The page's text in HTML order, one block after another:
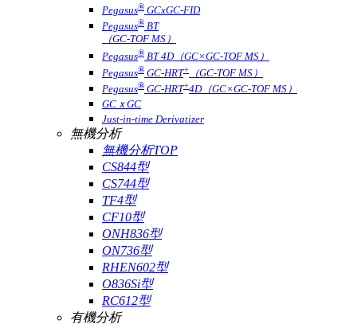
Pegasus® GCxGC-FID
Pegasus® BT
（GC-TOF MS）
Pegasus® BT 4D（GC×GC-TOF MS）
Pegasus® GC-HRT+
（GC-TOF MS）
Pegasus® GC-HRT+4D（GC×GC-TOF MS）
GCｘGC
Just-in-time Derivatizer
無機分析
無機分析TOP
CS844型
CS744型
TF4型
CF10型
ONH836型
ON736型
RHEN602型
O836Si型
RC612型
有機分析